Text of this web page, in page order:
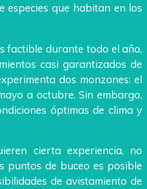
especies que habitan en los
factible durante todo el año,
casi garantizados de
dos monzones: el
a octubre. Sin embargo,
óptimas de clima y
cierta experiencia, no
puntos de buceo es posible
de avistamiento de